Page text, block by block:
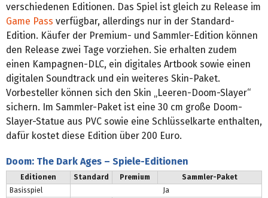
verschiedenen Editionen. Das Spiel ist gleich zu Release im
Game Pass verfügbar, allerdings nur in der Standard-
Edition. Käufer der Premium- und Sammler-Edition können
den Release zwei Tage vorziehen. Sie erhalten zudem
einen Kampagnen-DLC, ein digitales Artbook sowie einen
digitalen Soundtrack und ein weiteres Skin-Paket.
Vorbesteller können sich den Skin „Leeren-Doom-Slayer“
sichern. Im Sammler-Paket ist eine 30 cm große Doom-
Slayer-Statue aus PVC sowie eine Schlüsselkarte enthalten,
dafür kostet diese Edition über 200 Euro.
Doom: The Dark Ages – Spiele-Editionen
Editionen Standard Premium
Sammler-Paket
Basisspiel
Ja